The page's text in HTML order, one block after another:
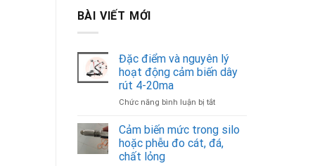
BÀI VIẾT MỚI
Đặc điểm và nguyên lý
hoạt động cảm biến dây
rút 4-20ma
Chức năng bình luận bị tắtở
điểm
và
nguyên
Cảm biến mức trong silo
hoặc phễu đo cát, đá,
chất lỏng